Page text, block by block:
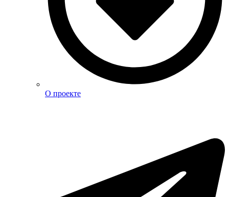
О проекте